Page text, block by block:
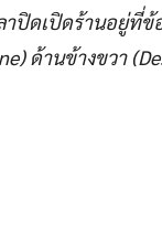
าปิดเปิดร้านอยู่ที่ข้
ด้านข้างขวา